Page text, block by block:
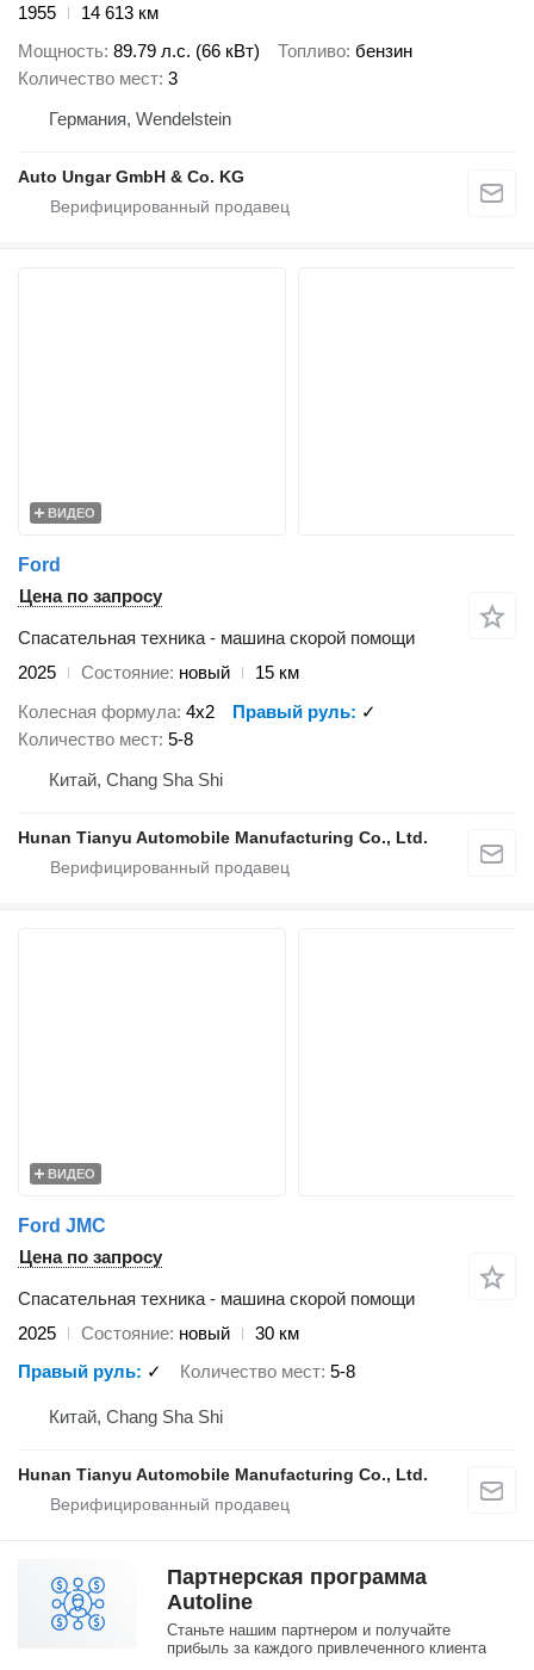
1955
14 613 км
Мощность 89.79 л.с. (66 кВт) Топливо бензин
Количество мест 3
Германия, Wendelstein
Auto Ungar GmbH & Co. KG
ВИДЕО
Ford
Цена по запросу
Спасательная техника - машина скорой помощи
2025
Состояние новый
15 км
Колесная формула 4x2 Правый руль
✓
Количество мест 5-8
Китай, Chang Sha Shi
Hunan Tianyu Automobile Manufacturing Co., Ltd.
ВИДЕО
Ford JMC
Цена по запросу
Спасательная техника - машина скорой помощи
2025
Состояние новый
30 км
Правый руль
✓ Количество мест 5-8
Китай, Chang Sha Shi
Hunan Tianyu Automobile Manufacturing Co., Ltd.
Партнерская программа
Autoline
Станьте нашим партнером и получайте
прибыль за каждого привлеченного клиента